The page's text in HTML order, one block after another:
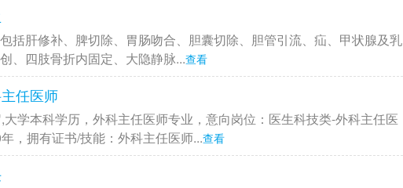
括肝修补、脾切除、胃肠吻合、胆囊切除、胆管引流、疝、甲状腺及乳
、四肢骨折内固定、大隐静脉...查看
任医师
学本科学历，外科主任医师专业，意向岗位：医生科技类-外科主任医
，拥有证书/技能：外科主任医师...查看